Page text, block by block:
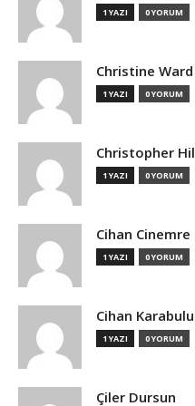
1 YAZI 0 YORUM
Christine
1 YAZI 0 YORUM
Christopher
1 YAZI 0 YORUM
Cihan Cinemre
1 YAZI 0 YORUM
Cihan
1 YAZI 0 YORUM
Çiler Dursun